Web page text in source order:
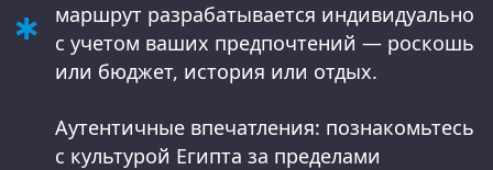
маршрут разрабатывается индивидуально
с учетом ваших предпочтений — роскошь
или бюджет, история или отдых.
Аутентичные впечатления: познакомьтесь
с культурой Египта за пределами